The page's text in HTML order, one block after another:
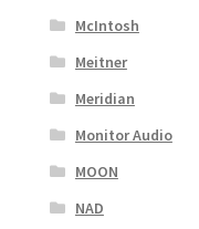
McIntosh
Meitner
Meridian
Monitor Audio
MOON
NAD